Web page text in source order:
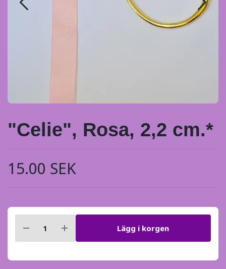
"Celie", Rosa, 2,2 cm.*
15.00 SEK
Lägg i korgen